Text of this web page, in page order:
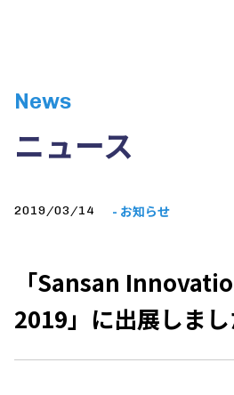
News
ニュース
2019/03/14 - お知らせ
「Sansan
2019」に出展しま